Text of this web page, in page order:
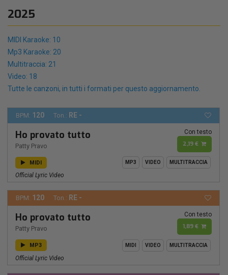
2025
MIDI Karaoke: 10
Mp3 Karaoke: 20
Multitraccia: 21
Video: 18
Tutte le canzoni, in tutti i formati per questo aggiornamento.
BPM: 120 Ton.: RE -
Ho provato tutto
Patty Pravo
Con testo
2,19 €
MIDI MP3 VIDEO MULTITRACCIA
Official Lyric Video
BPM: 120 Ton.: RE -
Ho provato tutto
Patty Pravo
Con testo
1,89 €
MP3 MIDI VIDEO MULTITRACCIA
Official Lyric Video